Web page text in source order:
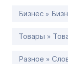
Бизнес »
Товары »
Разное »